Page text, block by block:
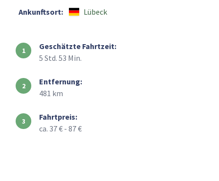
Ankunftsort:
Lübeck
Geschätzte Fahrtzeit:
5 Std. 53 Min.
Entfernung:
481 km
Fahrtpreis:
ca. 37 € - 87 €